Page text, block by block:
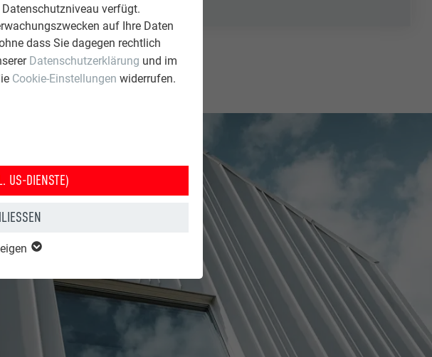
Datenschutzniveau verfügt.
auf Ihre Daten
dass Sie dagegen rechtlich
Datenschutzerklärung und im
Cookie-Einstellungen widerrufen.
US-DIENSTE)